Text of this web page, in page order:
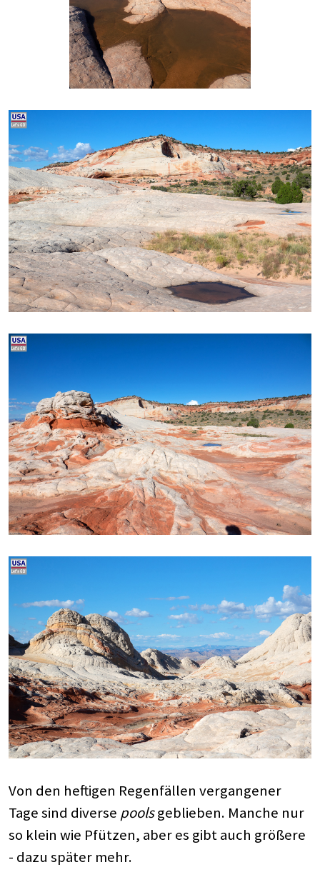
Von den heftigen Regenfällen vergangener
Tage sind diverse poolsgeblieben. Manche nur
so klein wie Pfützen, aber es gibt auch größere
- dazu später mehr.